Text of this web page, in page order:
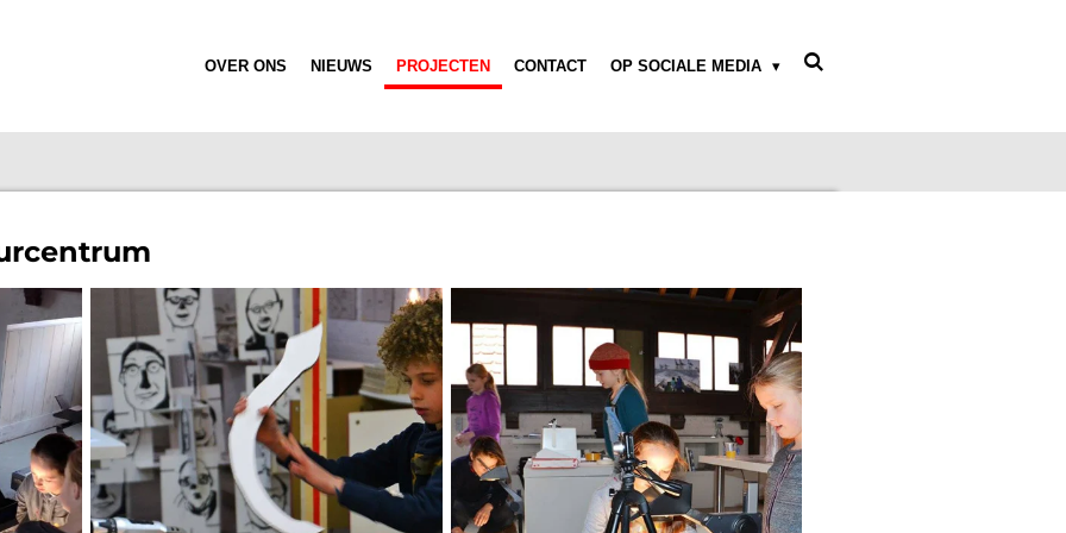
OVER ONS NIEUWS PROJECTEN CONTACT OP SOCIALE MEDIA